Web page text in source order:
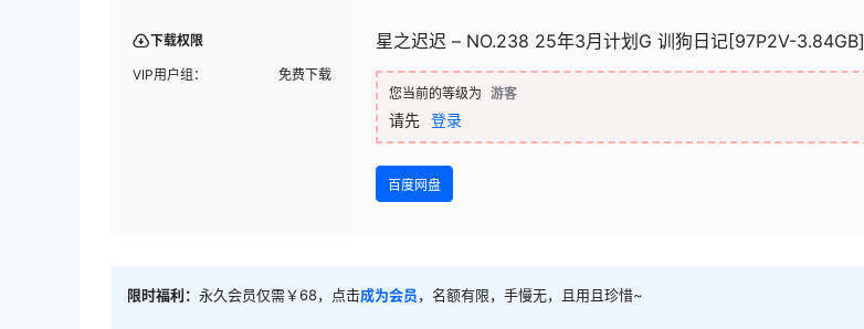
下载权限
VIP用户组： 免费下载
星之迟迟 – NO.238 25年3月计划G 训狗日记[97P2V-3.84GB]
您当前的等级为 游客
请先 登录
百度网盘
限时福利： 永久会员仅需￥68，点击成为会员，名额有限，手慢无，且用且珍惜~